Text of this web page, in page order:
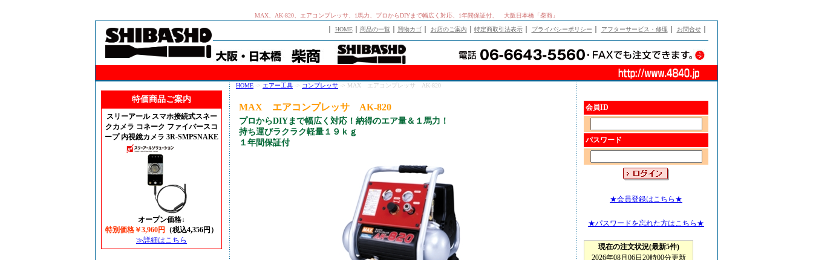
MAX、AK-820、エアコンプレッサ、1馬力、プロからDIYまで幅広く対応、1年間保証付、 大阪日本橋「柴商」
HOME｜ 商品の一覧 買物カゴ｜ お店のご案内 特定商取引法表示｜ プライバシーポリシー アフターサービス・修理 お問合せ｜
特価商品ご案内
スリーアール スマホ接続式スネー
クカメラ コネーク ファイバースコ
ープ 内視鏡カメラ 3R-SMPSNAKE
オープン価格↓
特別価格￥3,960円
（税込4,356円）
≫詳細はこちら
HOME -> エアー工具 -> コンプレッサ -> MAX エアコンプレッサ AK-820
MAX エアコンプレッサ AK-820
プロからDIYまで幅広く対応！納得のエア量＆１馬力！
持ち運びラクラク軽量１９ｋｇ
１年間保証付
会員ID
パスワード
★会員登録はこちら★
★パスワードを忘れた方はこちら★